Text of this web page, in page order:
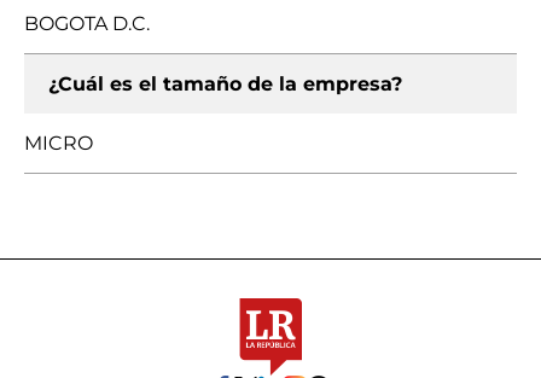
BOGOTA D.C.
¿Cuál es el tamaño de la empresa?
MICRO